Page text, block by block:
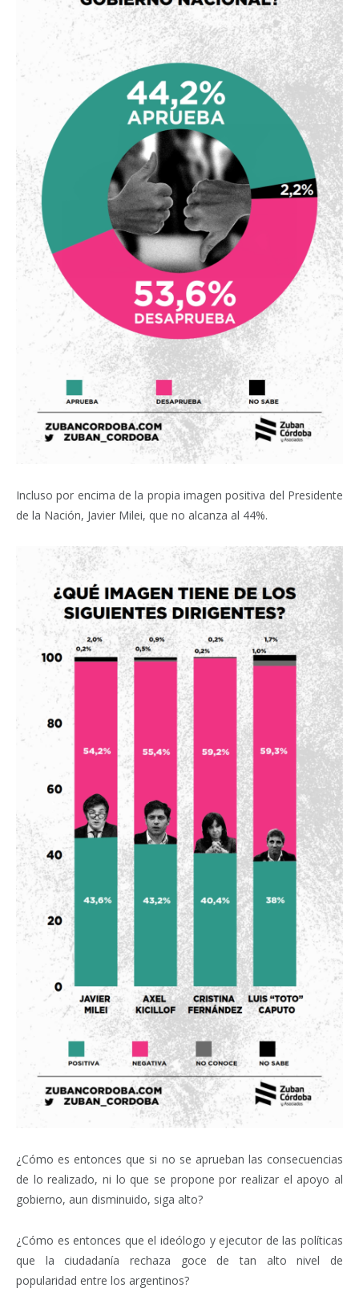
Incluso por encima de la propia imagen positiva del Presidente
de la Nación, Javier Milei, que no alcanza al 44%.
¿Cómo es entonces que si no se aprueban las consecuencias
de lo realizado, ni lo que se propone por realizar el apoyo al
gobierno, aun disminuido, siga alto?
¿Cómo es entonces que el ideólogo y ejecutor de las políticas
que la ciudadanía rechaza goce de tan alto nivel de
popularidad entre los argentinos?